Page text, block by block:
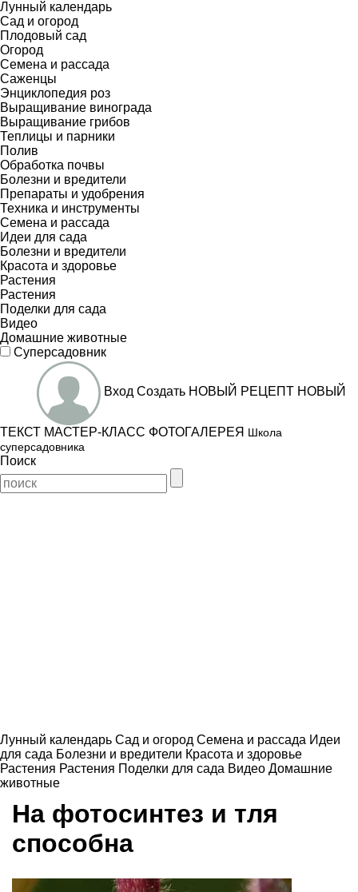
Лунный календарь
Сад и огород
Плодовый сад
Огород
Семена и рассада
Саженцы
Энциклопедия роз
Выращивание винограда
Выращивание грибов
Теплицы и парники
Полив
Обработка почвы
Болезни и вредители
Препараты и удобрения
Техника и инструменты
Семена и рассада
Идеи для сада
Болезни и вредители
Красота и здоровье
Растения
Растения
Поделки для сада
Видео
Домашние животные
Суперсадовник
Вход Создать НОВЫЙ РЕЦЕПТ НОВЫЙ
ТЕКСТ МАСТЕР-КЛАСС ФОТОГАЛЕРЕЯ Школа
суперсадовника
Поиск
Лунный календарь Сад и огород Семена и рассада Идеи
для сада Болезни и вредители Красота и здоровье
Растения Растения Поделки для сада Видео Домашние
животные
На фотосинтез и тля
способна